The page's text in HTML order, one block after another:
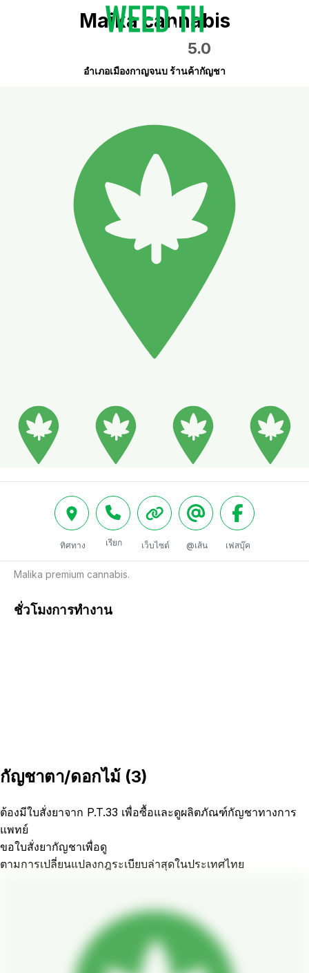
Maika cannabis
5.0
อำเภอเมืองกาญจนบ ร้านค้ากัญชา
ทิศทาง เรียก เว็บไซต์ @เส้น เฟสบุ๊ค
Malika premium cannabis.
ชั่วโมงการทำงาน
กัญชาตา/ดอกไม้ (3)
ต้องมีใบสั่งยาจาก P.T.33 เพื่อซื้อและดูผลิตภัณฑ์กัญชาทางการ
แพทย์
ขอใบสั่งยากัญชาเพื่อดู
ตามการเปลี่ยนแปลงกฎระเบียบล่าสุดในประเทศไทย